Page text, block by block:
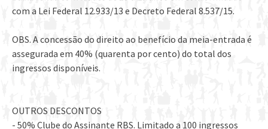
com a Lei Federal 12.933/13 e Decreto Federal 8.537/15.
OBS. A concessão do direito ao benefício da meia-entrada é
assegurada em 40% (quarenta por cento) do total dos
ingressos disponíveis.
OUTROS DESCONTOS
- 50% Clube do Assinante RBS. Limitado a 100 ingressos